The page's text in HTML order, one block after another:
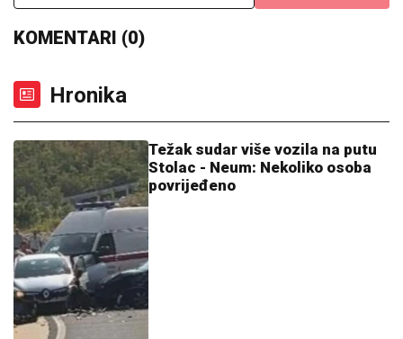
KOMENTARI (0)
Hronika
Težak sudar više vozila na putu
Stolac - Neum: Nekoliko osoba
povrijeđeno